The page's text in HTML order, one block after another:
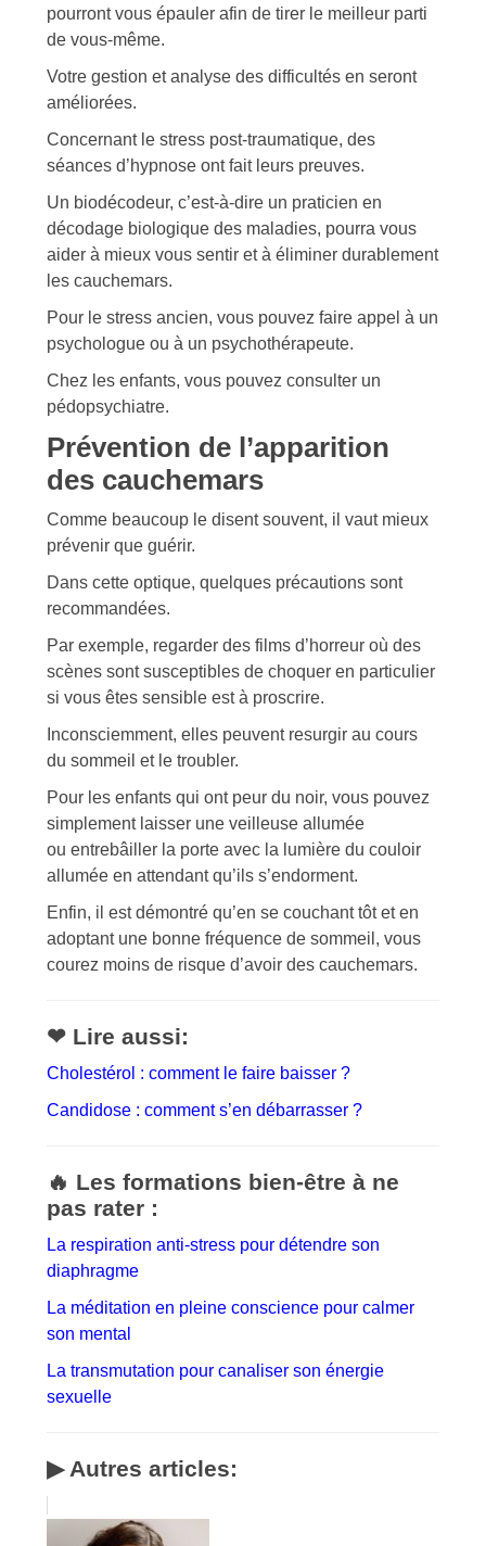
pourront vous épauler afin de tirer le meilleur parti
de vous-même.
Votre gestion et analyse des difficultés en seront
améliorées.
Concernant le stress post-traumatique, des
séances d’hypnose ont fait leurs preuves.
Un biodécodeur, c’est-à-dire un praticien en
décodage biologique des maladies, pourra vous
aider à mieux vous sentir et à éliminer durablement
les cauchemars.
Pour le stress ancien, vous pouvez faire appel à un
psychologue ou à un psychothérapeute.
Chez les enfants, vous pouvez consulter un
pédopsychiatre.
Prévention de l’apparition
des cauchemars
Comme beaucoup le disent souvent, il vaut mieux
prévenir que guérir.
Dans cette optique, quelques précautions sont
recommandées.
Par exemple, regarder des films d’horreur où des
scènes sont susceptibles de choquer en particulier
si vous êtes sensible est à proscrire.
Inconsciemment, elles peuvent resurgir au cours
du sommeil et le troubler.
Pour les enfants qui ont peur du noir, vous pouvez
simplement laisser une veilleuse allumée
ou entrebâiller la porte avec la lumière du couloir
allumée en attendant qu’ils s’endorment.
Enfin, il est démontré qu’en se couchant tôt et en
adoptant une bonne fréquence de sommeil, vous
courez moins de risque d’avoir des cauchemars.
❤ Lire aussi:
Cholestérol : comment le faire baisser ?
Candidose : comment s’en débarrasser ?
🔥 Les formations bien-être à ne
pas rater :
La respiration anti-stress pour détendre son
diaphragme
La méditation en pleine conscience pour calmer
son mental
La transmutation pour canaliser son énergie
sexuelle
▶ Autres articles: